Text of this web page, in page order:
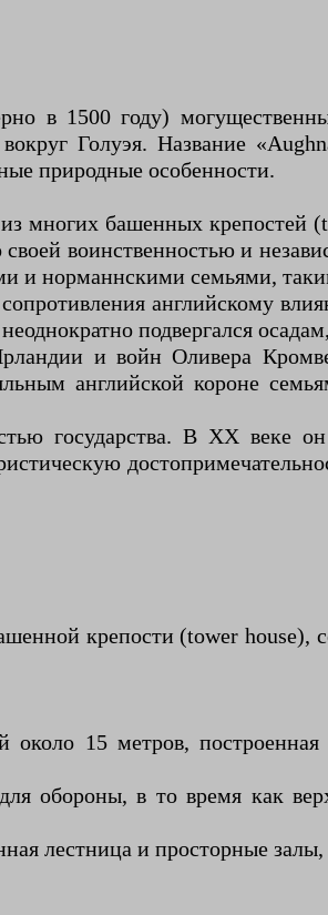
в 1500 году)
Голуэя. Название
природные особенности.
многих башенных крепостей
воинственностью и
и норманнскими семьями,
английскому
подвергался
и войн Оливера
английской короне
государства. В XX веке
крепости (tower
15 метров,
обороны, в то время как
лестница и просторные